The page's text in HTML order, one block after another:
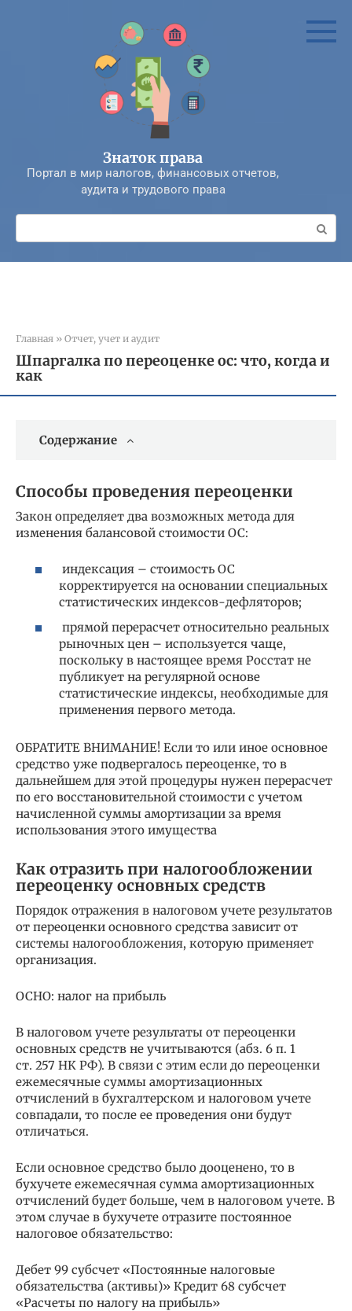
Знаток права
Портал в мир налогов, финансовых отчетов,
аудита и трудового права
Поиск:
Главная » Отчет, учет и аудит
Шпаргалка по переоценке ос: что, когда и
как
Содержание
Способы проведения переоценки
Закон определяет два возможных метода для
изменения балансовой стоимости ОС:
индексация – стоимость ОС
корректируется на основании специальных
статистических индексов-дефляторов;
прямой перерасчет относительно реальных
рыночных цен – используется чаще,
поскольку в настоящее время Росстат не
публикует на регулярной основе
статистические индексы, необходимые для
применения первого метода.
ОБРАТИТЕ ВНИМАНИЕ! Если то или иное основное
средство уже подвергалось переоценке, то в
дальнейшем для этой процедуры нужен перерасчет
по его восстановительной стоимости с учетом
начисленной суммы амортизации за время
использования этого имущества
Как отразить при налогообложении
переоценку основных средств
Порядок отражения в налоговом учете результатов
от переоценки основного средства зависит от
системы налогообложения, которую применяет
организация.
ОСНО: налог на прибыль
В налоговом учете результаты от переоценки
основных средств не учитываются (абз. 6 п. 1
ст. 257 НК РФ). В связи с этим если до переоценки
ежемесячные суммы амортизационных
отчислений в бухгалтерском и налоговом учете
совпадали, то после ее проведения они будут
отличаться.
Если основное средство было дооценено, то в
бухучете ежемесячная сумма амортизационных
отчислений будет больше, чем в налоговом учете. В
этом случае в бухучете отразите постоянное
налоговое обязательство:
Дебет 99 субсчет «Постоянные налоговые
обязательства (активы)» Кредит 68 субсчет
«Расчеты по налогу на прибыль»